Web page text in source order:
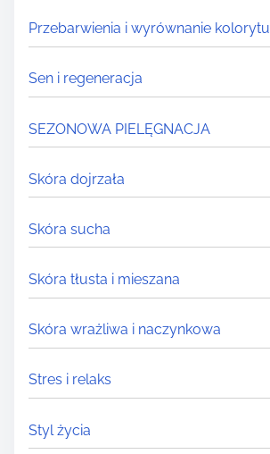
Przebarwienia i wyrównanie kolorytu
Sen i regeneracja
SEZONOWA PIELĘGNACJA
Skóra dojrzała
Skóra sucha
Skóra tłusta i mieszana
Skóra wrażliwa i naczynkowa
Stres i relaks
Styl życia